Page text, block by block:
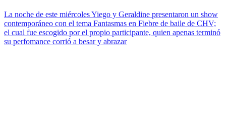
La noche de este miércoles Yiego y Geraldine presentaron un show
contemporáneo con el tema Fantasmas en Fiebre de baile de CHV;
el cual fue escogido por el propio participante, quien apenas terminó
su perfomance corrió a besar y abrazar